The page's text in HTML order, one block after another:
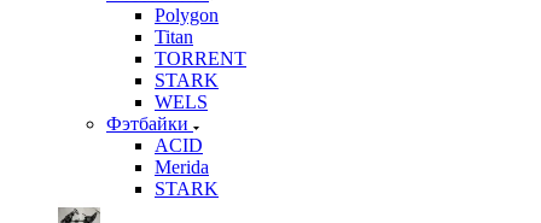
Polygon
Titan
TORRENT
STARK
WELS
Фэтбайки
ACID
Merida
STARK